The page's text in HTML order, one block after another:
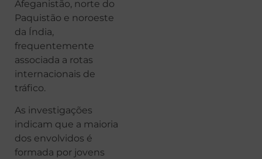
Afeganistão, norte do
Paquistão e noroeste
da Índia,
frequentemente
associada a rotas
internacionais de
tráfico.
As investigações
indicam que a maioria
dos envolvidos é
formada por jovens